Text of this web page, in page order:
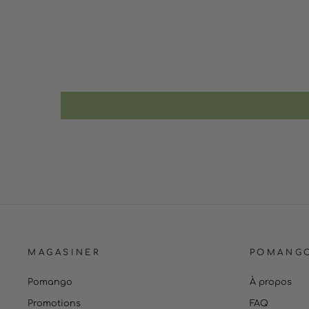
MAGASINER
Pomango
Promotions
À propos
FAQ